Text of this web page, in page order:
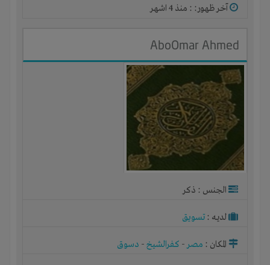
آخر ظهور: : منذ 4 اشهر
AboOmar Ahmed
الجنس : ذكر
لديـه : تسويق
المكان : مصر- كفرالشيخ- دسوق